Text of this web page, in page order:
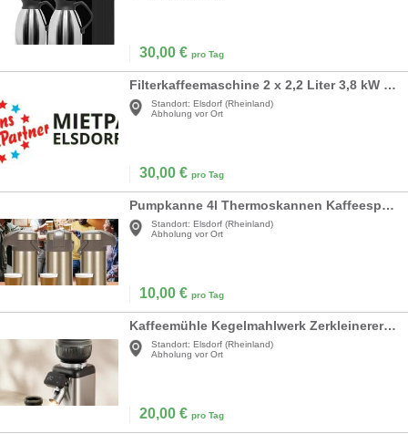
30,00 € pro Tag
Filterkaffeemaschine 2 x 2,2 Liter 3,8 kW inkl. 2 x Pumpthermoskannen
Standort: Elsdorf (Rheinland)
Abholung vor Ort
30,00 € pro Tag
Pumpkanne 4l Thermoskannen Kaffeespender Kanne Kaffeekanne 4,0 Liter Edelstahl doppelwandig
Standort: Elsdorf (Rheinland)
Abholung vor Ort
10,00 € pro Tag
Kaffeemühle Kegelmahlwerk Zerkleinerer professionelle 40 Präzisionsschleife elektrisch
Standort: Elsdorf (Rheinland)
Abholung vor Ort
20,00 € pro Tag